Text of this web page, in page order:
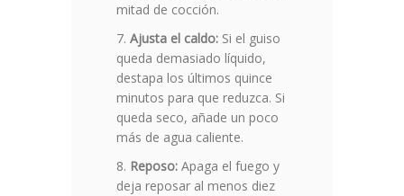
mitad de cocción.
Ajusta el caldo: Si el guiso
queda demasiado líquido,
destapa los últimos quince
minutos para que reduzca. Si
queda seco, añade un poco
más de agua caliente.
Reposo: Apaga el fuego y
deja reposar al menos diez